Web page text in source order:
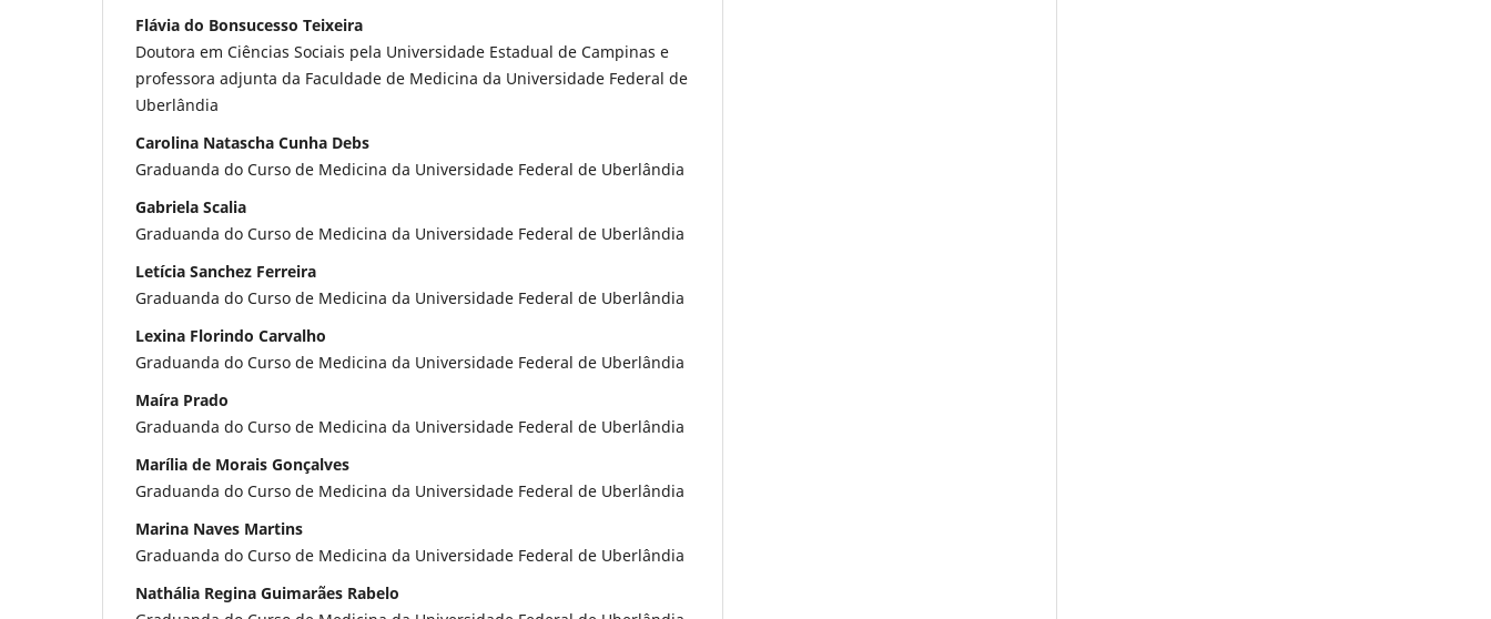
Flávia do Bonsucesso Teixeira
Doutora em Ciências Sociais pela Universidade Estadual de Campinas e
professora adjunta da Faculdade de Medicina da Universidade Federal de
Uberlândia
Carolina Natascha Cunha Debs
Graduanda do Curso de Medicina da Universidade Federal de Uberlândia
Gabriela Scalia
Graduanda do Curso de Medicina da Universidade Federal de Uberlândia
Letícia Sanchez Ferreira
Graduanda do Curso de Medicina da Universidade Federal de Uberlândia
Lexina Florindo Carvalho
Graduanda do Curso de Medicina da Universidade Federal de Uberlândia
Maíra Prado
Graduanda do Curso de Medicina da Universidade Federal de Uberlândia
Marília de Morais Gonçalves
Graduanda do Curso de Medicina da Universidade Federal de Uberlândia
Marina Naves Martins
Graduanda do Curso de Medicina da Universidade Federal de Uberlândia
Nathália Regina Guimarães Rabelo